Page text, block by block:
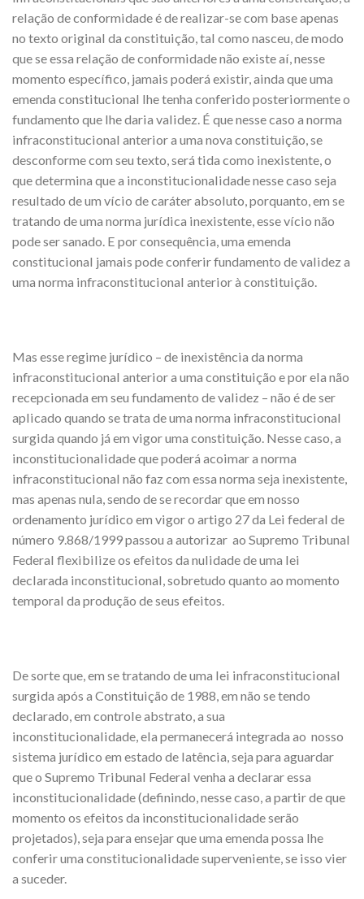
relação de conformidade é de realizar-se com base apenas
no texto original da constituição, tal como nasceu, de modo
que se essa relação de conformidade não existe aí, nesse
momento específico, jamais poderá existir, ainda que uma
emenda constitucional lhe tenha conferido posteriormente o
fundamento que lhe daria validez. É que nesse caso a norma
infraconstitucional anterior a uma nova constituição, se
desconforme com seu texto, será tida como inexistente, o
que determina que a inconstitucionalidade nesse caso seja
resultado de um vício de caráter absoluto, porquanto, em se
tratando de uma norma jurídica inexistente, esse vício não
pode ser sanado. E por consequência, uma emenda
constitucional jamais pode conferir fundamento de validez a
uma norma infraconstitucional anterior à constituição.
Mas esse regime jurídico – de inexistência da norma
infraconstitucional anterior a uma constituição e por ela não
recepcionada em seu fundamento de validez – não é de ser
aplicado quando se trata de uma norma infraconstitucional
surgida quando já em vigor uma constituição. Nesse caso, a
inconstitucionalidade que poderá acoimar a norma
infraconstitucional não faz com essa norma seja inexistente,
mas apenas nula, sendo de se recordar que em nosso
ordenamento jurídico em vigor o artigo 27 da Lei federal de
número 9.868/1999 passou a autorizar ao Supremo Tribunal
Federal flexibilize os efeitos da nulidade de uma lei
declarada inconstitucional, sobretudo quanto ao momento
temporal da produção de seus efeitos.
De sorte que, em se tratando de uma lei infraconstitucional
surgida após a Constituição de 1988, em não se tendo
declarado, em controle abstrato, a sua
inconstitucionalidade, ela permanecerá integrada ao nosso
sistema jurídico em estado de latência, seja para aguardar
que o Supremo Tribunal Federal venha a declarar essa
inconstitucionalidade (definindo, nesse caso, a partir de que
momento os efeitos da inconstitucionalidade serão
projetados), seja para ensejar que uma emenda possa lhe
conferir uma constitucionalidade superveniente, se isso vier
a suceder.